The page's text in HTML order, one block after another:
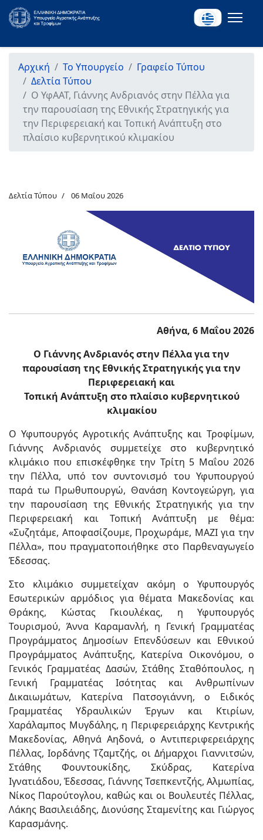
Αρχική Το Υπουργείο
Γραφείο Τύπου
Δελτία Τύπου
Ο ΥφΑΑΤ, Γιάννης Ανδριανός στην Πέλλα για
την παρουσίαση της Εθνικής Στρατηγικής για
την Περιφερειακή και Τοπική Ανάπτυξη στο
πλαίσιο κυβερνητικού κλιμακίου
Δελτία Τύπου 06 Μαΐου 2026
Αθήνα, 6 Μαΐου 2026
Ο Γιάννης Ανδριανός στην Πέλλα για την
παρουσίαση της Εθνικής Στρατηγικής για την
Περιφερειακή και
Τοπική Ανάπτυξη στο πλαίσιο κυβερνητικού
κλιμακίου
Ο Υφυπουργός Αγροτικής Ανάπτυξης και Τροφίμων,
Γιάννης Ανδριανός συμμετείχε στο κυβερνητικό
κλιμάκιο που επισκέφθηκε την Τρίτη 5 Μαΐου 2026
την Πέλλα, υπό τον συντονισμό του Υφυπουργού
παρά τω Πρωθυπουργώ, Θανάση Κοντογεώργη, για
την παρουσίαση της Εθνικής Στρατηγικής για την
Περιφερειακή και Τοπική Ανάπτυξη με θέμα:
«Συζητάμε, Αποφασίζουμε, Προχωράμε, ΜΑΖΙ για την
Πέλλα», που πραγματοποιήθηκε στο Παρθεναγωγείο
Έδεσσας.
Στο κλιμάκιο συμμετείχαν ακόμη ο Υφυπουργός
Εσωτερικών αρμόδιος για θέματα Μακεδονίας και
Θράκης, Κώστας Γκιουλέκας, η Υφυπουργός
Τουρισμού, Άννα Καραμανλή, η Γενική Γραμματέας
Προγράμματος Δημοσίων Επενδύσεων και Εθνικού
Προγράμματος Ανάπτυξης, Κατερίνα Οικονόμου, ο
Γενικός Γραμματέας Δασών, Στάθης Σταθόπουλος, η
Γενική Γραμματέας Ισότητας και Ανθρωπίνων
Δικαιωμάτων, Κατερίνα Πατσογιάννη, ο Ειδικός
Γραμματέας Υδραυλικών Έργων και Κτιρίων,
Χαράλαμπος Μυγδάλης, η Περιφερειάρχης Κεντρικής
Μακεδονίας, Αθηνά Αηδονά, ο Αντιπεριφερειάρχης
Πέλλας, Ιορδάνης Τζαμτζής, οι Δήμαρχοι Γιαννιτσών,
Στάθης Φουντουκίδης, Σκύδρας, Κατερίνα
Ιγνατιάδου, Έδεσσας, Γιάννης Τσεπκεντζής, Αλμωπίας,
Νίκος Παρούτογλου, καθώς και οι Βουλευτές Πέλλας,
Λάκης Βασιλειάδης, Διονύσης Σταμενίτης και Γιώργος
Καρασμάνης.